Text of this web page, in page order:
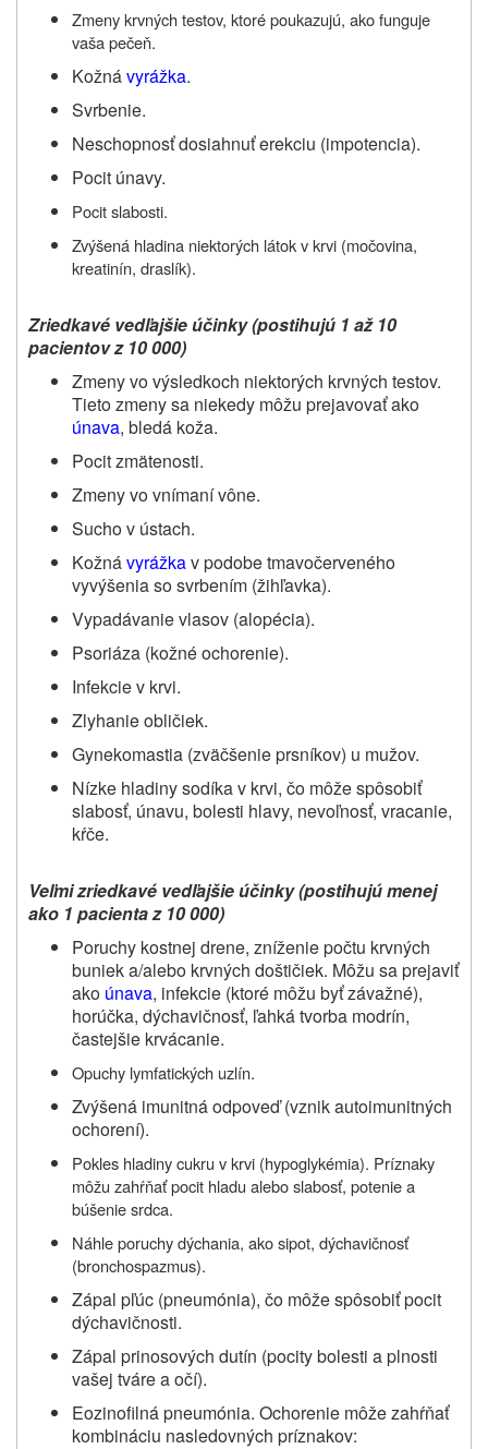
Zmeny krvných testov, ktoré poukazujú, ako funguje
vaša pečeň.
Kožnávyrážka.
Svrbenie.
Neschopnosť dosiahnuť erekciu (impotencia).
Pocit únavy.
Pocit slabosti.
Zvýšená hladina niektorých látok v krvi (močovina,
kreatinín, draslík).
Zriedkavé vedľajšie účinky (postihujú 1 až 10
pacientov z 10 000)
Zmeny vo výsledkoch niektorých krvných testov.
Tieto zmeny sa niekedy môžu prejavovať ako
únava, bledá koža.
Pocit zmätenosti.
Zmeny vo vnímaní vône.
Sucho v ústach.
Kožnávyrážkav podobe tmavočerveného
vyvýšenia so svrbením (žihľavka).
Vypadávanie vlasov (alopécia).
Psoriáza (kožné ochorenie).
Infekcie v krvi.
Zlyhanie obličiek.
Gynekomastia (zväčšenie prsníkov) u mužov.
Nízke hladiny sodíka v krvi, čo môže spôsobiť
slabosť, únavu, bolesti hlavy, nevoľnosť, vracanie,
kŕče.
Veľmi zriedkavé vedľajšie účinky (postihujú menej
ako 1 pacienta z 10 000)
Poruchy kostnej drene, zníženie počtu krvných
buniek a/alebo krvných doštičiek. Môžu sa prejaviť
ako únava, infekcie (ktoré môžu byť závažné),
horúčka, dýchavičnosť, ľahká tvorba modrín,
častejšie krvácanie.
Opuchy lymfatických uzlín.
Zvýšená imunitná odpoveď (vznik autoimunitných
ochorení).
Pokles hladiny cukru v krvi (hypoglykémia). Príznaky
môžu zahŕňať pocit hladu alebo slabosť, potenie a
búšenie srdca.
Náhle poruchy dýchania, ako sipot, dýchavičnosť
(bronchospazmus).
Zápal pľúc (pneumónia), čo môže spôsobiť pocit
dýchavičnosti.
Zápal prinosových dutín (pocity bolesti a plnosti
vašej tváre a očí).
Eozinofilná pneumónia. Ochorenie môže zahŕňať
kombináciu nasledovných príznakov: